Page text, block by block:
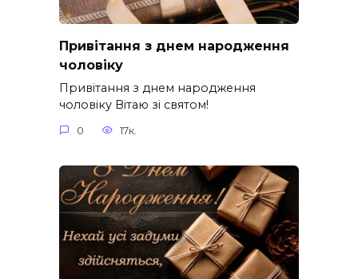
Привітання з днем народження
чоловіку
Привітання з днем народження
чоловіку Вітаю зі святом!
0 17к.